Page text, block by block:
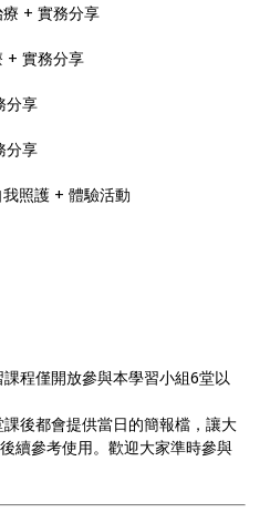
+ 實務分享
實務分享
分享
分享
照護 + 體驗活動
程僅開放參與本學習小組6堂以
後都會提供當日的簡報檔，讓大
續參考使用。歡迎大家準時參與